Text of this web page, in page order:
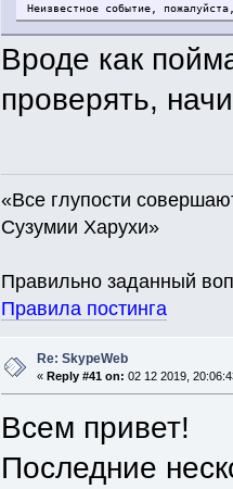
Неизвестное событие,
Вроде как
проверять,
«Все глупости
Сузумии Харухи»
Правильно заданный
Правила постинга
Re: SkypeWeb
« Reply #41 on: 02 12 2019,
Всем привет!
Последние